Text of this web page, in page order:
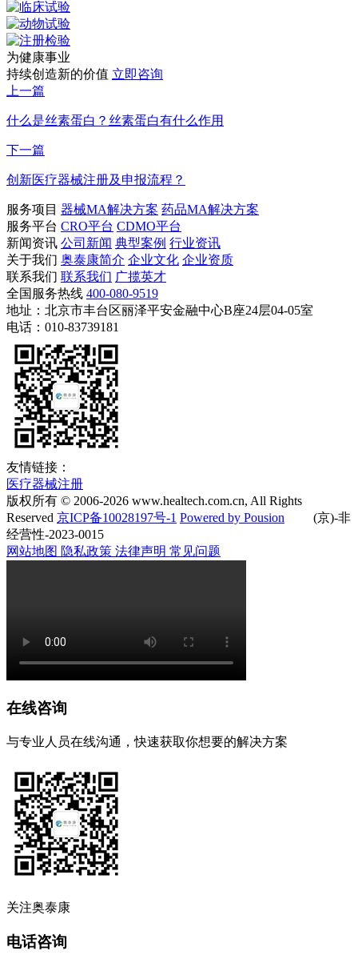
为健康事业
持续创造新的价值 立即咨询
上一篇
什么是丝素蛋白？丝素蛋白有什么作用
下一篇
创新医疗器械注册及申报流程？
服务项目 器械MA解决方案 药品MA解决方案
服务平台 CRO平台 CDMO平台
新闻资讯 公司新闻 典型案例 行业资讯
关于我们 奥泰康简介 企业文化 企业资质
联系我们 联系我们 广揽英才
全国服务热线 400-080-9519
地址：北京市丰台区丽泽平安金融中心B座24层04-05室
电话：010-83739181
友情链接：
医疗器械注册
版权所有 © 2006-2026 www.healtech.com.cn, All Rights
Reserved 京ICP备10028197号-1 Powered by Pousion
(京)-非
经营性-2023-0015
网站地图 隐私政策 法律声明 常见问题
在线咨询
与专业人员在线沟通，快速获取你想要的解决方案
关注奥泰康
电话咨询